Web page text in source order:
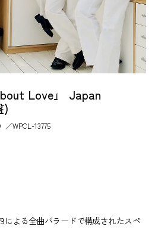
Love』 Japan
)
／WPCL-13775
による全曲バラードで構成されたスペ